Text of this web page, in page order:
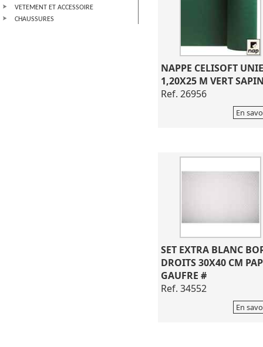
VETEMENT ET ACCESSOIRE
CHAUSSURES
NAPPE CELISOFT UNIE
1,20X25 M VERT
Ref. 26956
En
SET EXTRA BLANC
DROITS 30X40 CM
GAUFRE #
Ref. 34552
En